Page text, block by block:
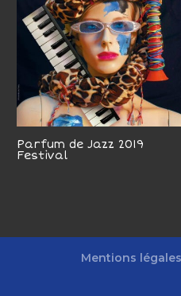
Parfum de Jazz 2019
Festival
Mentions légales